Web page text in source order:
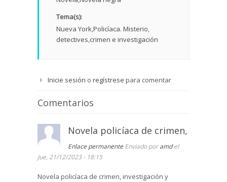
Tema(s):
Nueva YorkPolicíaca. Misterio
detectives crimen e investigación
Inicie sesión o regístrese para comentar
Comentarios
Novela policíaca de crimen,
Enlace permanente Enviado poramdel
Jue, 21/12/2023 - 18:15
Novela policíaca de crimen, investigación y